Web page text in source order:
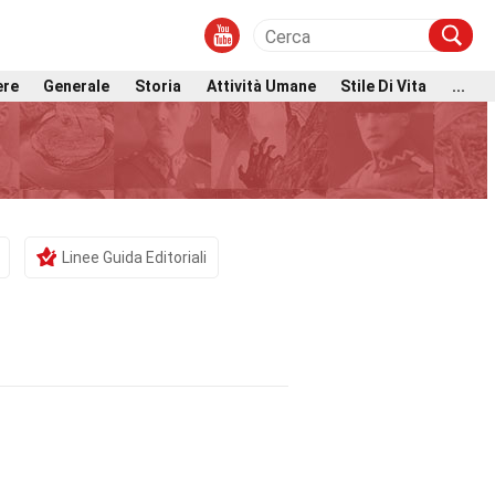
Generale Storia Attività Umane Stile Di Vita ...
Linee Guida Editoriali